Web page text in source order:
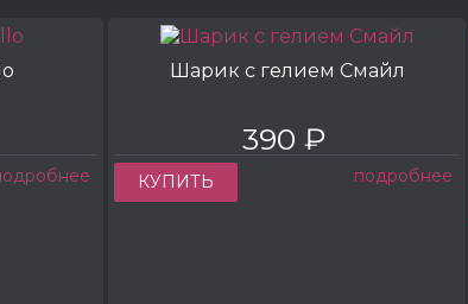
Шарик с гелием Смайл
390 ₽
КУПИТЬ подробнее